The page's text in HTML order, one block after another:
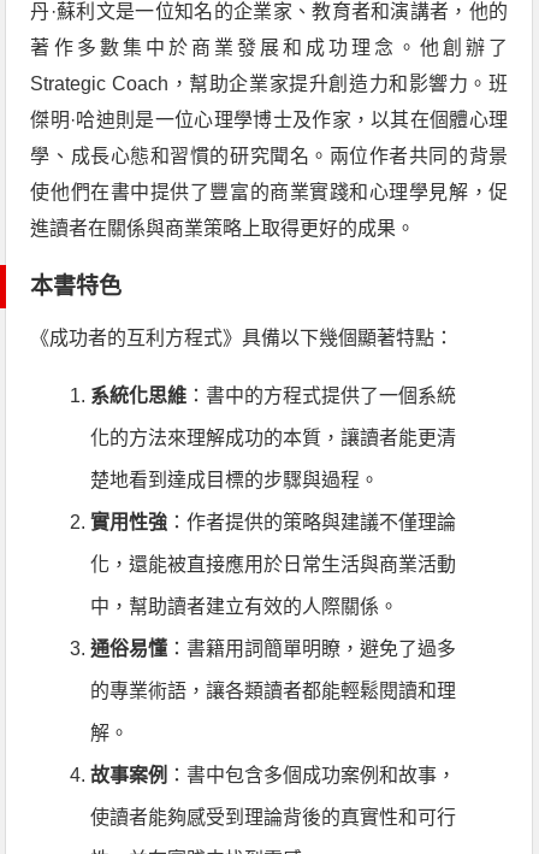
丹·蘇利文是一位知名的企業家、教育者和演講者，他的
著作多數集中於商業發展和成功理念。他創辦了
Strategic Coach，幫助企業家提升創造力和影響力。班
傑明·哈迪則是一位心理學博士及作家，以其在個體心理
學、成長心態和習慣的研究聞名。兩位作者共同的背景
使他們在書中提供了豐富的商業實踐和心理學見解，促
進讀者在關係與商業策略上取得更好的成果。
本書特色
《成功者的互利方程式》具備以下幾個顯著特點：
系統化思維 ：書中的方程式提供了一個系統
化的方法來理解成功的本質，讓讀者能更清
楚地看到達成目標的步驟與過程。
實用性強 ：作者提供的策略與建議不僅理論
化，還能被直接應用於日常生活與商業活動
中，幫助讀者建立有效的人際關係。
通俗易懂 ：書籍用詞簡單明瞭，避免了過多
的專業術語，讓各類讀者都能輕鬆閱讀和理
解。
故事案例 ：書中包含多個成功案例和故事，
使讀者能夠感受到理論背後的真實性和可行